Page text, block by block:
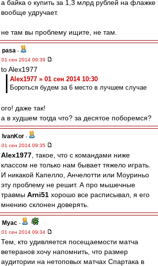
а байка о купить за 1,3 млрд рублей на флажке
вообще удручает.
не там вы проблему ищите, не там.
pasa -
01 сен 2014 09:39
to Alex1977
Alex1977 » 01 сен 2014 10:30
Бороться будем за 6 место в лучшем случае
ого! даже так!
а в худшем тогда что? за десятое поборемся?
IvanKor -
01 сен 2014 09:35
Alex1977 , такое, что с командами ниже
классом не только нам бывает тяжело играть.
И никакой Капелло, Анчелотти или Моуриньо
эту проблему не решит. А про мышечные
травмы Arni51 хорошо все расписывал, я его
мнению склонен доверять.
Myac -
01 сен 2014 09:34
Тем, кто удивляется посещаемости матча
ветеранов хочу напомнить, что размер
аудитории на нетоповых матчах Спартака в